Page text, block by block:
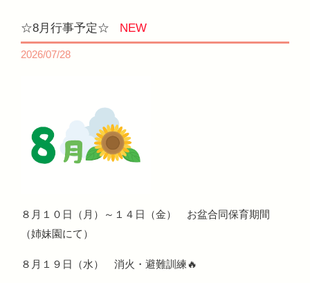
☆8月行事予定☆ NEW
2026/07/28
８月１０日（月）～１４日（金） お盆合同保育期間
（姉妹園にて）
８月１９日（水） 消火・避難訓練🔥